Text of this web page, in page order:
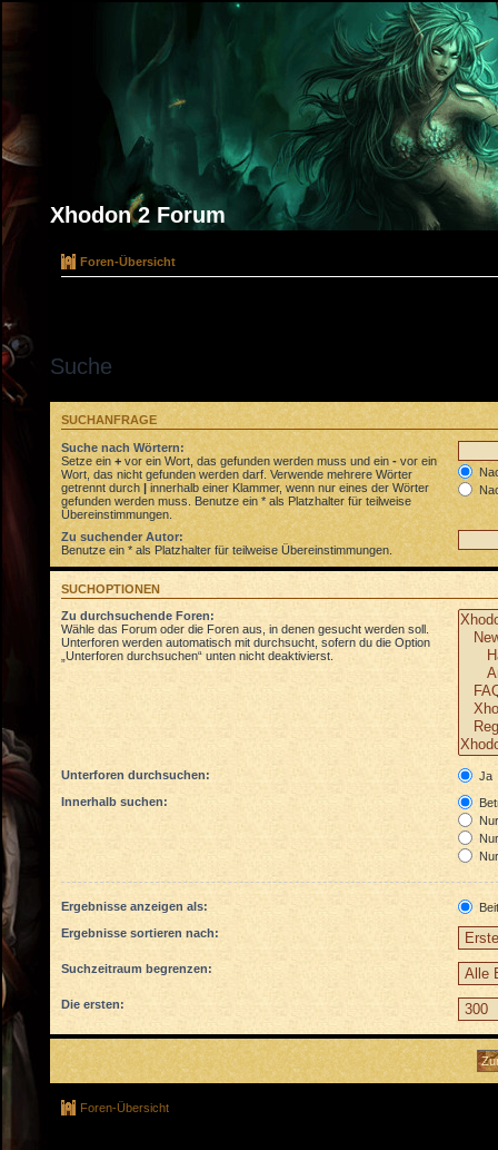
Xhodon 2 Forum
Foren-Übersicht
Suche
SUCHANFRAGE
Suche nach Wörtern:
Setze ein+ vor ein Wort, das gefunden werden muss und ein- vor ein
Wort, das nicht gefunden werden darf. Verwende mehrere Wörter
getrennt durch|innerhalb einer Klammer, wenn nur eines der Wörter
gefunden werden muss. Benutze ein * als Platzhalter für teilweise
Übereinstimmungen.
Zu suchender Autor:
Benutze ein * als Platzhalter für teilweise Übereinstimmungen.
SUCHOPTIONEN
Zu durchsuchende Foren:
Wähle das Forum oder die Foren aus, in denen gesucht werden soll.
Unterforen werden automatisch mit durchsucht, sofern du die Option
„Unterforen durchsuchen“ unten nicht deaktivierst.
Unterforen durchsuchen:
Ja
Innerhalb suchen:
Ergebnisse anzeigen als:
Ergebnisse sortieren nach:
Suchzeitraum begrenzen:
Die ersten:
Foren-Übersicht